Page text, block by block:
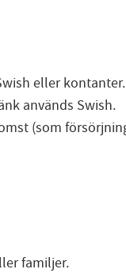
eller kontanter.
används Swish.
(som
familjer.